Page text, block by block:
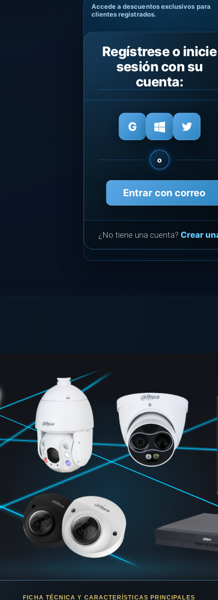
Accede a descuentos exclusivos para
clientes registrados.
Regístrese o inicie
sesión con su
cuenta:
o
Entrar con correo
¿No tiene una cuenta? Crear